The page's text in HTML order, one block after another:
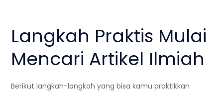
Langkah Praktis Mulai
Mencari Artikel Ilmiah
Berikut langkah-langkah yang bisa kamu praktikkan